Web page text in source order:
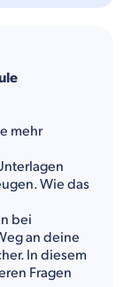
mehr
Wie das
bei
an deine
In diesem
Fragen